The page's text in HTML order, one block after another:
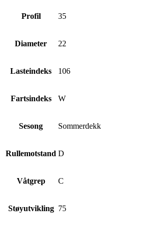
Profil 35
Diameter 22
Lasteindeks 106
Fartsindeks W
Sesong Sommerdekk
Rullemotstand D
Våtgrep C
Støyutvikling 75